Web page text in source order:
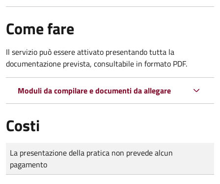
Come fare
Il servizio può essere attivato presentando tutta la
documentazione prevista, consultabile in formato PDF.
Moduli da compilare e documenti da allegare
Costi
Tipo di pagamento
Importo
La presentazione della pratica non prevede alcun
pagamento